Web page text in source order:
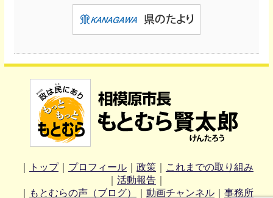
トップ｜ プロフィール｜ 政策｜
これまでの取り組み
活動報告｜
もとむらの声（ブログ） 動画チャンネル｜ 事務所